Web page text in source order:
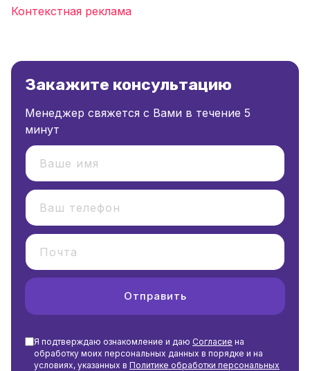
Контекстная реклама
Закажите консультацию
Менеджер свяжется с Вами в течение 5
минут
Отправить
Я подтверждаю ознакомление и даю Согласие на
обработку моих персональных данных в порядке и на
условиях, указанных в Политике обработки персональных